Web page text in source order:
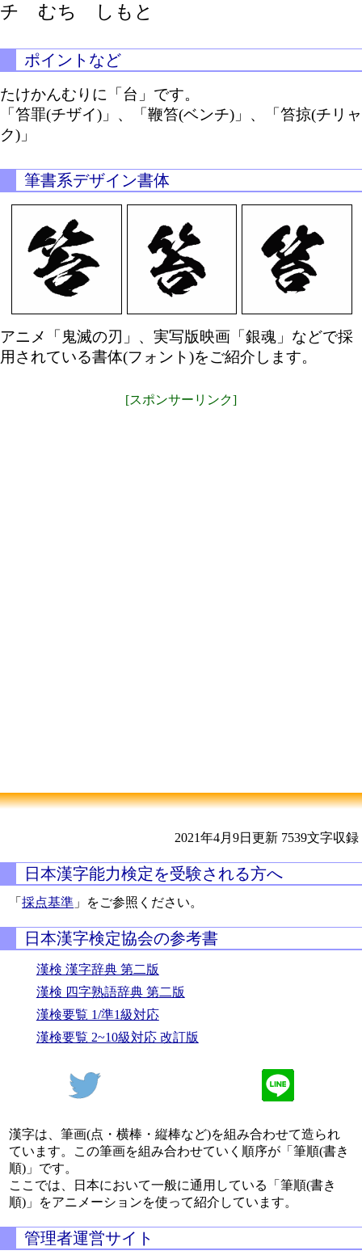
チ むち しもと
ポイントなど
たけかんむりに「台」です。
「笞罪(チザイ)」、「鞭笞(ベンチ)」、「笞掠(チリャ
ク)」
筆書系デザイン書体
アニメ「鬼滅の刃」、実写版映画「銀魂」などで採
用されている書体(フォント)をご紹介します。
[スポンサーリンク]
2021年4月9日更新 7539文字収録
日本漢字能力検定を受験される方へ
「採点基準 」をご参照ください。
日本漢字検定協会の参考書
漢検 漢字辞典 第二版
漢検 四字熟語辞典 第二版
漢検要覧 1/準1級対応
漢検要覧 2~10級対応 改訂版
漢字は、筆画(点・横棒・縦棒など)を組み合わせて造られ
ています。この筆画を組み合わせていく順序が「筆順(書き
順)」です。
ここでは、日本において一般に通用している「筆順(書き
順)」をアニメーションを使って紹介しています。
管理者運営サイト